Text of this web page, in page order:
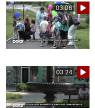
03:06
03:24